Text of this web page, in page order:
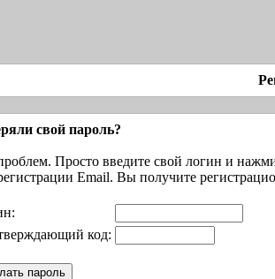
свой пароль?
Просто введите свой логин и
Email. Вы получите
код: